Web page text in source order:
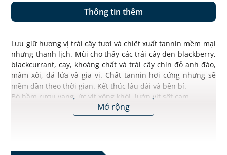
Thông tin thêm
Lưu giữ hương vị trái cây tươi và chiết xuất tannin mềm mại
nhưng thanh lịch. Mùi cho thấy các trái cây đen blackberry,
blackcurrant, cay, khoáng chất và trái cây chín đỏ anh đào,
mâm xôi, đá lửa và gia vị. Chất tannin hơi cứng nhưng sẽ
mềm dần theo thời gian. Kết thúc lâu dài và bền bỉ.
Bò hầm rượu vang, ức vịt xông khói, lườn vịt sốt cam…
Mở rộng